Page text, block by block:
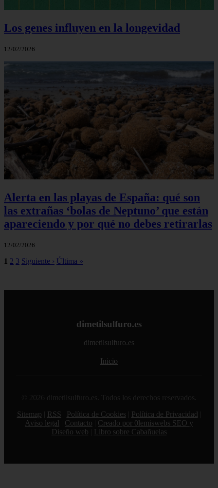
Los genes influyen en la longevidad
12/02/2026
Alerta en las playas de España: qué son
las extrañas ‘bolas de Neptuno’ que están
apareciendo y por qué no debes retirarlas
12/02/2026
1 2 3 Siguiente › Última »
dimetilsulfuro.es
dimetilsulfuro.es
Inicio
© 2026 dimetilsulfuro.es. Todos los derechos reservados.
Sitemap
RSS Política de Cookies Política de Privacidad
Aviso legal
Contacto
Creado por 0lemiswebs SEO y
Diseño web
Libro sobre Cabañuelas